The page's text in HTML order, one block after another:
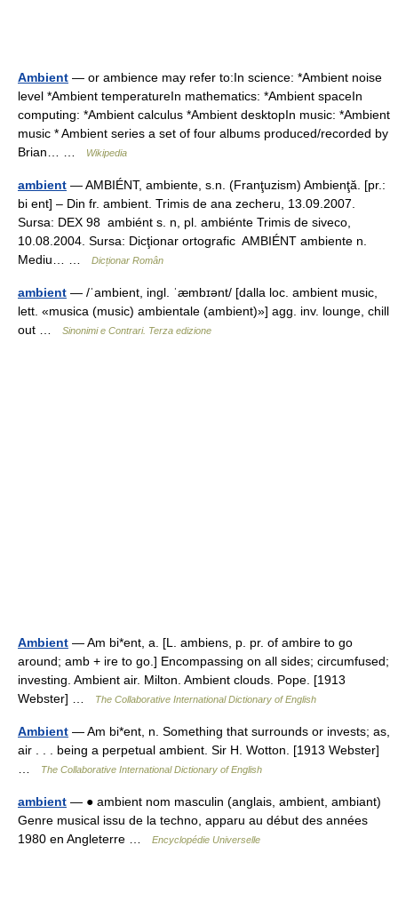
Ambient — or ambience may refer to:In science: *Ambient noise
level *Ambient temperatureIn mathematics: *Ambient spaceIn
computing: *Ambient calculus *Ambient desktopIn music: *Ambient
music * Ambient series a set of four albums produced/recorded by
Brian… …
Wikipedia
ambient — AMBIÉNT, ambiente, s.n. (Franţuzism) Ambienţă. [pr.:
bi ent] – Din fr. ambient. Trimis de ana zecheru, 13.09.2007.
Sursa: DEX 98 ambiént s. n, pl. ambiénte Trimis de siveco,
10.08.2004. Sursa: Dicţionar ortografic AMBIÉNT ambiente n.
Mediu… …
Dicționar Român
ambient — /ˈambient, ingl. ˈæmbɪənt/ [dalla loc. ambient music,
lett. «musica (music) ambientale (ambient)»] agg. inv. lounge, chill
out …
Sinonimi e Contrari. Terza edizione
Ambient — Am bi*ent, a. [L. ambiens, p. pr. of ambire to go
around; amb + ire to go.] Encompassing on all sides; circumfused;
investing. Ambient air. Milton. Ambient clouds. Pope. [1913
Webster] …
The Collaborative International Dictionary of English
Ambient — Am bi*ent, n. Something that surrounds or invests; as,
air . . . being a perpetual ambient. Sir H. Wotton. [1913 Webster]
The Collaborative International Dictionary of English
ambient — ● ambient nom masculin (anglais, ambient, ambiant)
Genre musical issu de la techno, apparu au début des années
1980 en Angleterre …
Encyclopédie Universelle